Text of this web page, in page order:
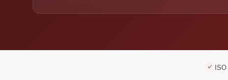
✓ ISO